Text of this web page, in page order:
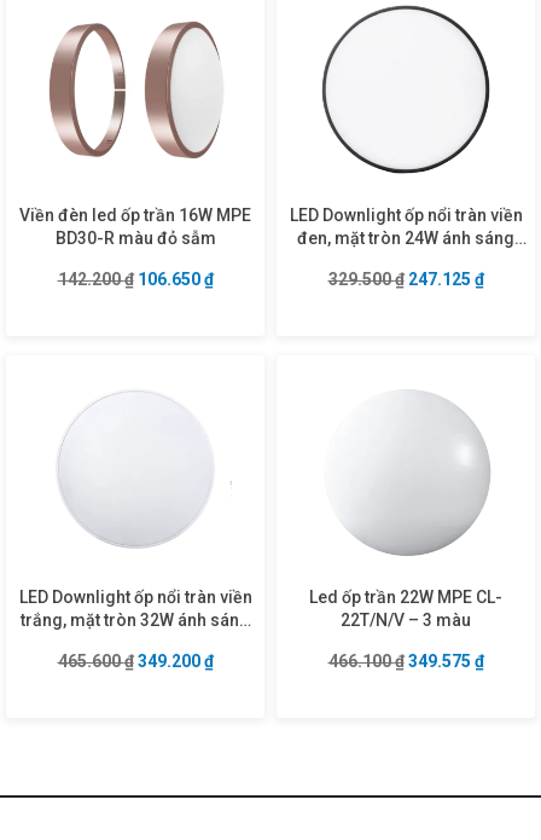
Viền đèn led ốp trần 16W MPE
BD30-R màu đỏ sẫm
142.200₫ Giá gốc là: 142.200 ₫.
106.650₫Giá hiện tại là: 106.650 ₫.
LED Downlight ốp nổi tràn viền
đen, mặt tròn 24W ánh sáng
329.500₫ Giá gốc là:
247.125 ₫Giá
LED Downlight ốp nổi tràn viền
trắng, mặt tròn 32W ánh sáng
465.600₫ Giá gốc là: 465.600 ₫.
349.200₫Giá hiện tại là: 349.200 ₫.
Led ốp trần 22W MPE CL-
22T/N/V – 3 màu
466.100₫ Giá gốc là:
349.575 ₫Giá